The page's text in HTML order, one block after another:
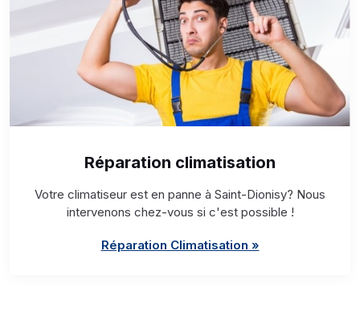
Réparation climatisation
Votre climatiseur est en panne à Saint-Dionisy? Nous
intervenons chez-vous si c'est possible !
Réparation Climatisation »